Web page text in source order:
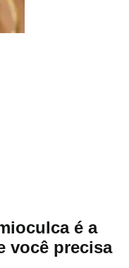
é a
você precisa